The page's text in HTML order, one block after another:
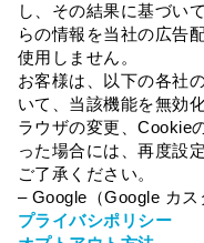
し、その結果に基づい
らの情報を当社の広告
使用しません。
お客様は、以下の各社
いて、当該機能を無効
ラウザの変更、Cookie
った場合には、再度設
ご了承ください。
– Google（Google カス
プライバシポリシー